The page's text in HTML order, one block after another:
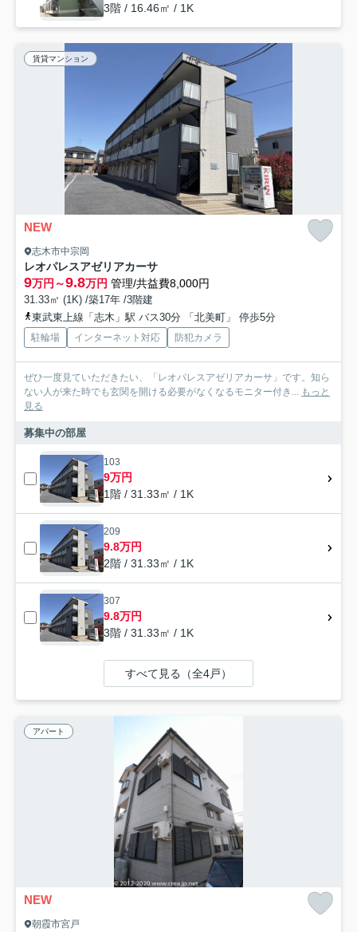
3階 / 16.46㎡ / 1K
賃貸マンション
NEW
志木市中宗岡
レオパレスアゼリアカーサ
9万円～9.8万円 管理/共益費8,000円
31.33㎡ (1K) /築17年 /3階建
東武東上線「志木」駅 バス30分 「北美町」 停歩5分
駐輪場 インターネット対応 防犯カメラ
ぜひ一度見ていただきたい、「レオパレスアゼリアカーサ」です。知ら
ない人が来た時でも玄関を開ける必要がなくなるモニター付き... もっと
見る
募集中の部屋
103
9万円
1階 / 31.33㎡ / 1K
209
9.8万円
2階 / 31.33㎡ / 1K
307
9.8万円
3階 / 31.33㎡ / 1K
すべて見る（全4戸）
アパート
NEW
朝霞市宮戸